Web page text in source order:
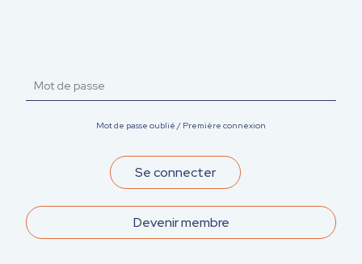
Mot de passe oublié / Première connexion
Devenir membre